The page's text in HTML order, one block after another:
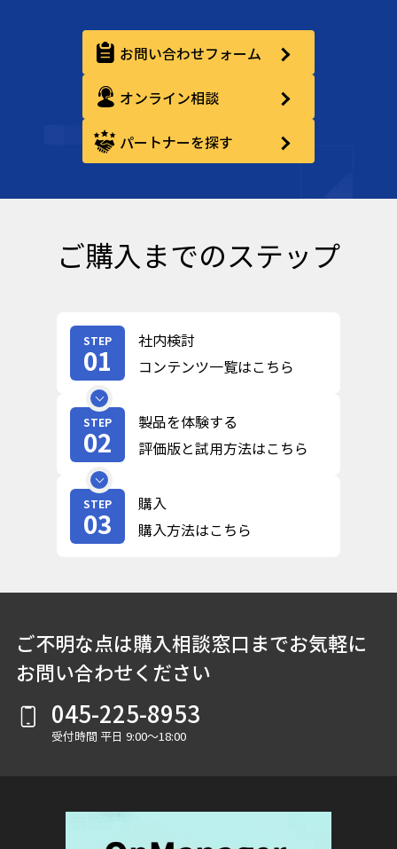
お問い合わせフォーム
オンライン相談
パートナーを探す
ご購入までのステップ
STEP
01
社内検討
コンテンツ一覧はこちら
STEP
02
製品を体験する
評価版と試用方法はこちら
STEP
03
購入
購入方法はこちら
ご不明な点は購入相談窓口までお気軽に
お問い合わせください
045-225-8953
受付時間 平日 9:00～18:00